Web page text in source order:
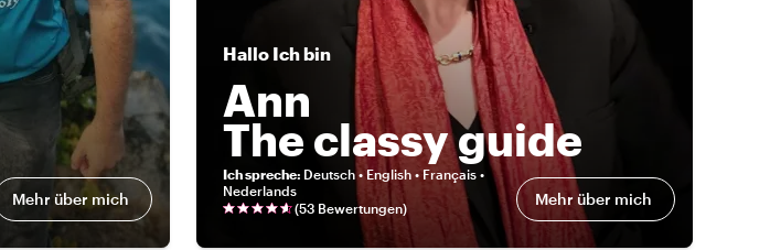
Mehr über mich
Hallo Ich bin
Ann
The classy guide
Ich spreche: Deutsch • English • Français •
Nederlands
(53 Bewertungen) Mehr über mich